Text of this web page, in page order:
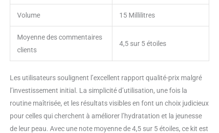
Volume 15 Millilitres
Moyenne des commentaires
clients
4,5 sur 5 étoiles
Les utilisateurs soulignent l’excellent rapport qualité-prix malgré
l’investissement initial. La simplicité d’utilisation, une fois la
routine maîtrisée, et les résultats visibles en font un choix judicieux
pour celles qui cherchent à améliorer l’hydratation et la jeunesse
de leur peau. Avec une note moyenne de 4,5 sur 5 étoiles, ce kit est